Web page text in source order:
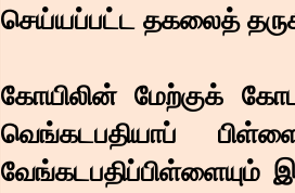
செய்யப்பட்ட தகலைத்
கோயிலின் மேற்குக்
வெங்கடபதியாப்